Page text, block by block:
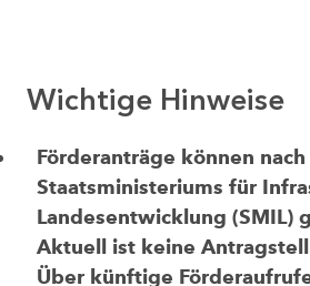
Wichtige Hinweise
Förderanträge können
Staatsministeriums für
Landesentwicklung (SMIL)
Aktuell ist keine
Über künftige